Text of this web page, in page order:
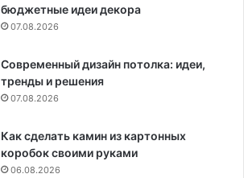
бюджетные идеи декора
07.08.2026
Современный дизайн потолка: идеи,
тренды и решения
07.08.2026
Как сделать камин из картонных
коробок своими руками
06.08.2026